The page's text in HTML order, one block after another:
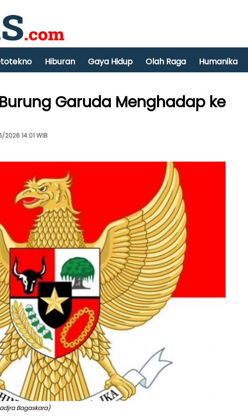
Hiburan Gaya Hidup Olah Raga Humanika
Garuda Menghadap ke
14:01 WIB
Bagaskara)